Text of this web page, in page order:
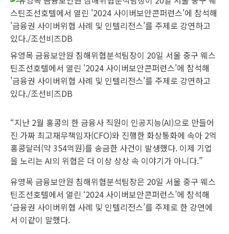
유영목 금융보안원 침해위협분석팀장이 20일 서울 중구 웨스
틴조선호텔에서 열린 '2024 사이버보안콘퍼런스'에 참석해
'금융권 사이버위협 사례 및 인텔리전스'를 주제로 강연하고
있다./조선비즈DB
“지난 2월 홍콩의 한 금융사 직원이 인공지능(AI)으로 만들어
진 가짜 최고재무책임자(CFO)와 진행한 화상통화에 속아 2억
홍콩달러(약 354억원)를 송금한 사건이 발생했다. 이제 기업
을 노리는 AI의 위협은 더 이상 상상 속 이야기가 아니다.”
유영목 금융보안원 침해위협분석팀장은 20일 서울 중구 웨스
틴조선호텔에서 열린 ‘2024 사이버보안콘퍼런스’에 참석해
‘금융권 사이버위협 사례 및 인텔리전스’를 주제로 한 강연에
서 이같이 말했다.